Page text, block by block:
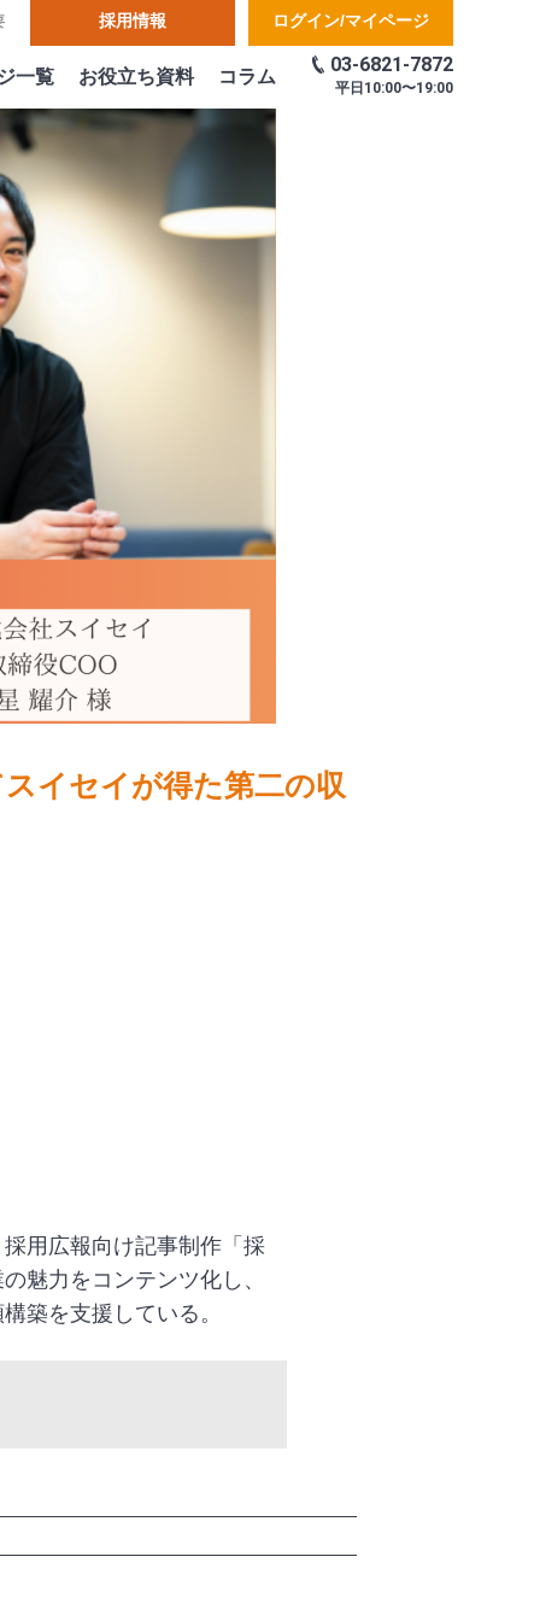
採用情報 ログイン/マイページ
03-6821-7872
平日 10:00〜19:00
一覧 お役立ち資料 コラム
イセイが得た第二の収
用広報向け記事制作「採
魅力をコンテンツ化し、
築を支援している。